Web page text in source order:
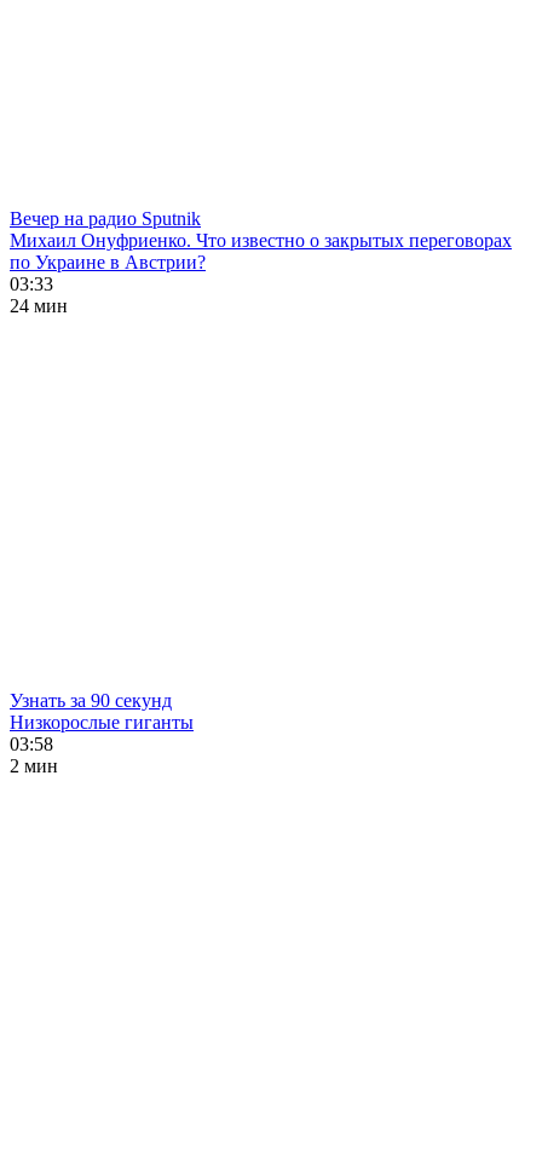
Вечер на радио Sputnik
Михаил Онуфриенко. Что известно о закрытых переговорах
по Украине в Австрии?
03:33
24 мин
Узнать за 90 секунд
Низкорослые гиганты
03:58
2 мин